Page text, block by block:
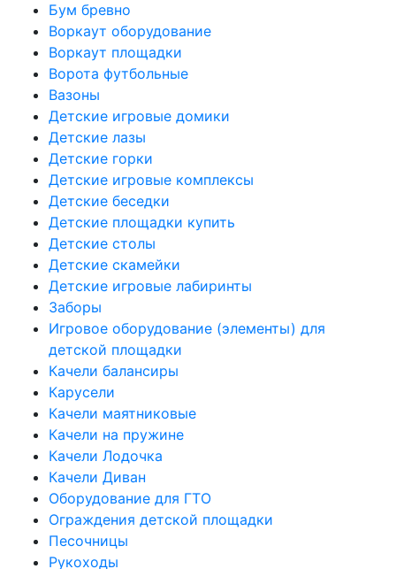
Бум бревно
Воркаут оборудование
Воркаут площадки
Ворота футбольные
Вазоны
Детские игровые домики
Детские лазы
Детские горки
Детские игровые комплексы
Детские беседки
Детские площадки купить
Детские столы
Детские скамейки
Детские игровые лабиринты
Заборы
Игровое оборудование (элементы) для
детской площадки
Качели балансиры
Карусели
Качели маятниковые
Качели на пружине
Качели Лодочка
Качели Диван
Оборудование для ГТО
Ограждения детской площадки
Песочницы
Рукоходы